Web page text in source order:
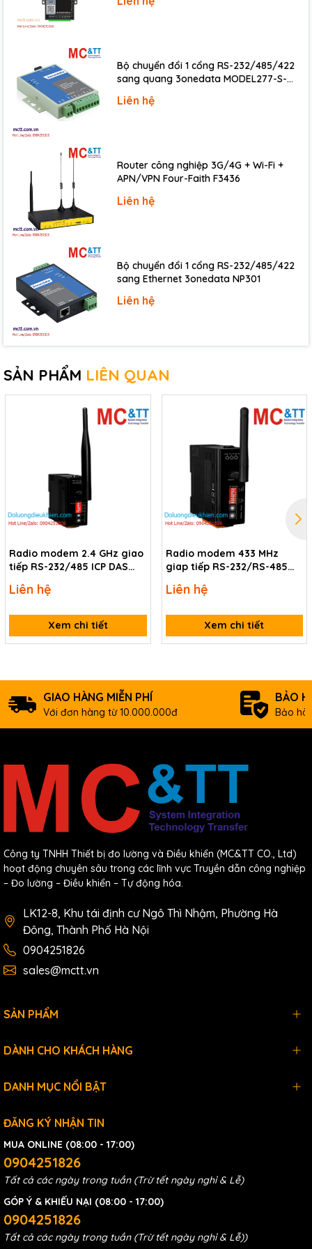
Installation
Operating Temperature
-25 ~ +75 °C
Storage Temperature
-40 ~ +80 °C
Humidity
10 ~ 95% RH, Non-condensing
Download
Documents
Thông tin mua hàng
RFU-
2400 CR
232/485 (RoHS)
Bộ chuyển đổi 1 cổng RS-232/485/422
sang quang 3onedata MODEL277-S-
20KM)
Liên hệ
Router công nghiệp 3G/4G + Wi-Fi +
APN/VPN Four-Faith F3436
Liên hệ
Bộ chuyển đổi 1 cổng RS-232/485/422
sang Ethernet 3onedata NP301
Liên hệ
SẢN PHẨM LIÊN QUAN
Radio modem 2.4 GHz giao
tiếp RS-232/485 ICP DAS
Liên hệ
Xem chi tiết
Radio modem 433 MHz
giap tiếp RS-232/RS-485
Liên hệ
Xem chi tiết
GIAO HÀNG MIỄN PHÍ
Với đơn hàng từ 10.000.000đ
BẢO
Bảo
Công ty TNHH Thiết bị đo lường và Điều khiển (MC&TT CO., Ltd)
hoạt động chuyên sâu trong các lĩnh vực Truyền dẫn công nghiệp
– Đo lường – Điều khiển – Tự động hóa.
LK12-8, Khu tái định cư Ngô Thì Nhậm, Phường Hà
Đông, Thành Phố Hà Nội
0904251826
sales@mctt.vn
SẢN PHẨM
DÀNH CHO KHÁCH HÀNG
DANH MỤC NỔI BẬT
ĐĂNG KÝ NHẬN TIN
MUA ONLINE (08:00 - 17:00)
0904251826
Tất cả các ngày trong tuần (Trừ tết ngày nghỉ & Lễ)
GÓP Ý & KHIẾU NẠI (08:00 - 17:00)
0904251826
Tất cả các ngày trong tuần (Trừ tết ngày nghỉ & Lễ))